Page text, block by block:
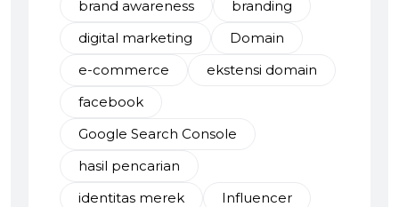
brand awareness
branding
digital marketing
Domain
e-commerce
ekstensi domain
facebook
Google Search Console
hasil pencarian
identitas merek
Influencer